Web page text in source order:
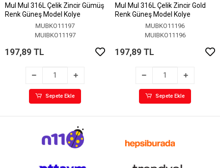
MuI MuI 316L Çelik Zincir Gümüş
Renk Güneş Model Kolye
MUBKO11197
MUIBKO11197
197,89 TL
Sepete Ekle
MuI MuI 316L Çelik Zincir Gold
Renk Güneş Model Kolye
MUBKO11196
MUIBKO11196
197,89 TL
Sepete Ekle